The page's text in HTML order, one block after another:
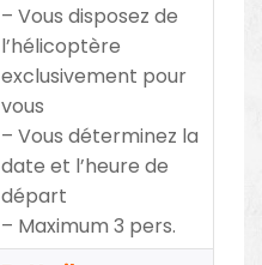
– Vous disposez de
l’hélicoptère
exclusivement pour
vous
– Vous déterminez la
date et l’heure de
départ
– Maximum 3 pers.